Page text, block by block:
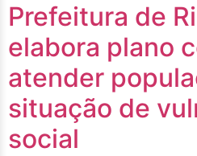
Prefeitura de
elabora plano
atender
situação de
social